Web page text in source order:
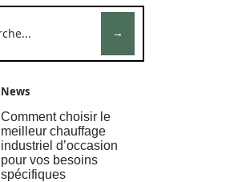
News
Comment choisir le
meilleur chauffage
industriel d’occasion
pour vos besoins
spécifiques